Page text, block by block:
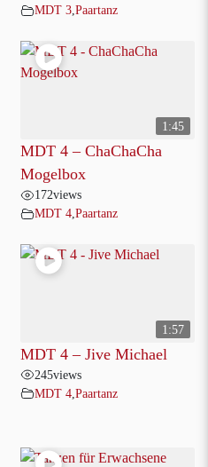
MDT 3,Paartanz
1:45
MDT 4 – ChaChaCha
Mogelbox
172views
MDT 4 Paartanz
1:57
MDT 4 – Jive Michael
245views
MDT 4 Paartanz